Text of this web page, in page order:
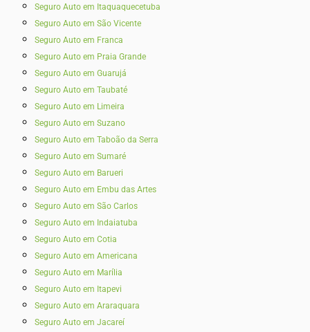
Seguro Auto em Itaquaquecetuba
Seguro Auto em São Vicente
Seguro Auto em Franca
Seguro Auto em Praia Grande
Seguro Auto em Guarujá
Seguro Auto em Taubaté‎
Seguro Auto em Limeira
Seguro Auto em Suzano
Seguro Auto em Taboão da Serra
Seguro Auto em Sumaré
Seguro Auto em Barueri
Seguro Auto em Embu das Artes
Seguro Auto em São Carlos
Seguro Auto em Indaiatuba
Seguro Auto em Cotia
Seguro Auto em Americana
Seguro Auto em Marília
Seguro Auto em Itapevi
Seguro Auto em Araraquara
Seguro Auto em Jacareí